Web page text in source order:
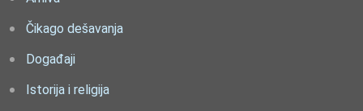
Čikago dešavanja
Događaji
Istorija i religija